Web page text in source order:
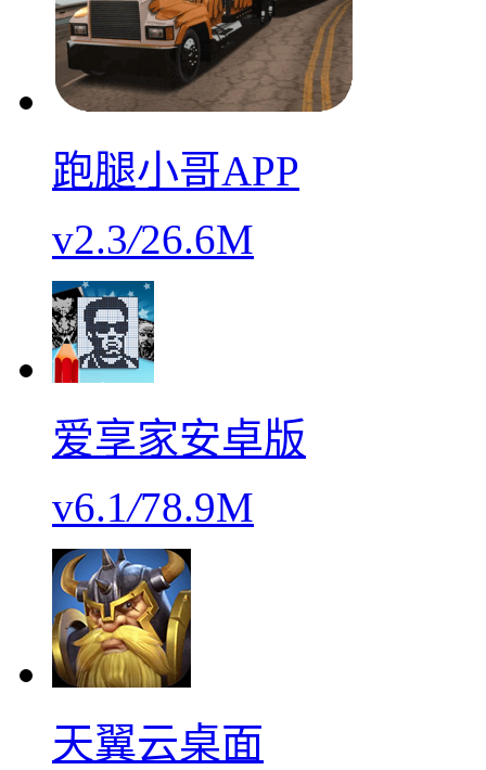
跑腿小哥APP
v2.3/26.6M
爱享家安卓版
v6.1/78.9M
天翼云桌面